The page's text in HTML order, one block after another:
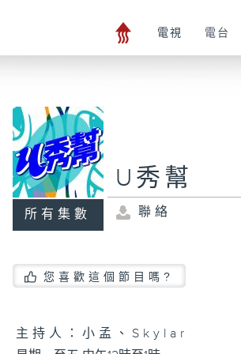
電視 電台
所有集數
U秀幫
聯絡
您喜歡這個節目嗎?
主持人：小孟、Skylar